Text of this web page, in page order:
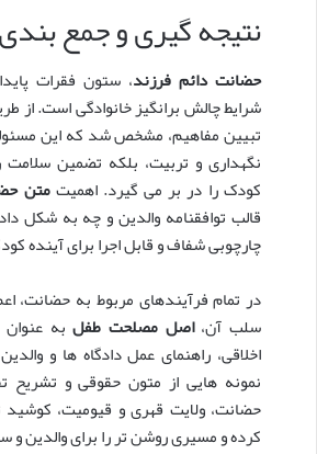
نتیجه گیری و جمع بندی
حضانت دائم فرزند، ستون فقرات
شرایط چالش برانگیز خانوادگی است. از
تبیین مفاهیم، مشخص شد که این
نگهداری و تربیت، بلکه تضمین
کودک را در بر می گیرد. اهمیتمتن
قالب توافقنامه والدین و چه به شکل
چارچوبی شفاف و قابل اجرا برای آینده
در تمام فرآیندهای مربوط به حضانت، اعم
سلب آن،اصل مصلحت طفلبه عنوان
اخلاقی، راهنمای عمل دادگاه ها و
نمونه هایی از متون حقوقی و تشریح
حضانت، ولایت قهری و قیومیت، کوشید
کرده و مسیری روشن تر را برای والدین و